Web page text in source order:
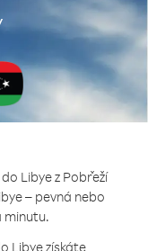
Libye z Pobřeží
– pevná nebo
minutu.
Libye získáte